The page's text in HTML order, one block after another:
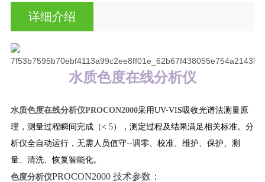
详细介绍
水质色度在线分析仪
水质色度在线分析仪PROCON2000采用UV-VIS吸收光谱法测量原
理，测量过程瞬间完成（< 5），测定过程及结果满足相关标准。 分
析仪全自动运行，无需人员值守--调零、校准、维护、保护、测
量、清洗、恢复智能化。
色度分析仪PROCON2000 技术参数：